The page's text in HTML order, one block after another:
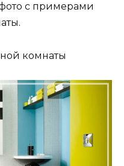
с примерами
комнаты